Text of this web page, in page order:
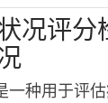
况评分
一种用于评估